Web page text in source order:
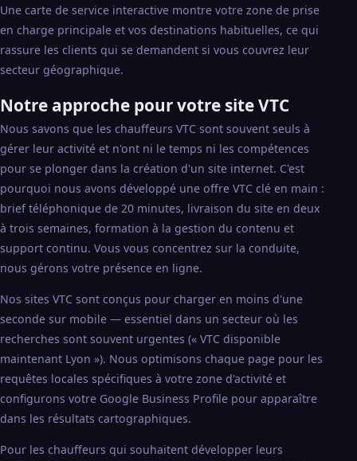
Une carte de service interactive montre votre zone de prise
en charge principale et vos destinations habituelles, ce qui
rassure les clients qui se demandent si vous couvrez leur
secteur géographique.
Notre approche pour votre site VTC
Nous savons que les chauffeurs VTC sont souvent seuls à
gérer leur activité et n'ont ni le temps ni les compétences
pour se plonger dans la création d'un site internet. C'est
pourquoi nous avons développé une offre VTC clé en main :
brief téléphonique de 20 minutes, livraison du site en deux
à trois semaines, formation à la gestion du contenu et
support continu. Vous vous concentrez sur la conduite,
nous gérons votre présence en ligne.
Nos sites VTC sont conçus pour charger en moins d'une
seconde sur mobile — essentiel dans un secteur où les
recherches sont souvent urgentes (« VTC disponible
maintenant Lyon »). Nous optimisons chaque page pour les
requêtes locales spécifiques à votre zone d'activité et
configurons votre Google Business Profile pour apparaître
dans les résultats cartographiques.
Pour les chauffeurs qui souhaitent développer leurs